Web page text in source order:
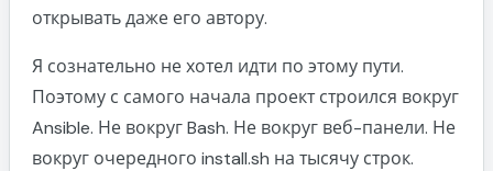
открывать даже его автору.
Я сознательно не хотел идти по этому пути.
Поэтому с самого начала проект строился вокруг
Ansible. Не вокруг Bash. Не вокруг веб-панели. Не
вокруг очередного install.sh на тысячу строк.